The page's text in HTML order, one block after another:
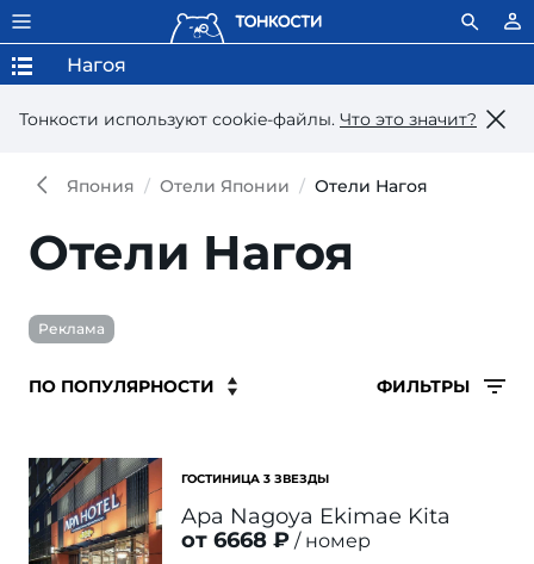
Тонкости используют сookie-файлы. Что это значит?
Нагоя
Япония Отели Японии Отели Нагоя
Отели Нагоя
Реклама
ФИЛЬТРЫ
ГОСТИНИЦА 3 ЗВЕЗДЫ
Apa Nagoya Ekimae Kita
от 6668 ₽
номер